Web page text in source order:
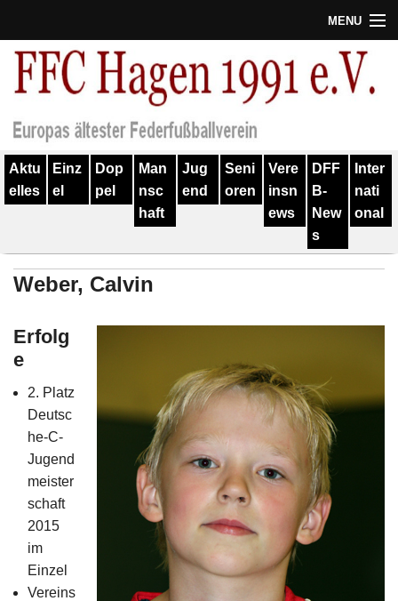
MENU
Termine
Verein
Geschichte
Training
Spieler
Kontakt
Impressum
Aktu
elles
Einz
el
Dop
pel
Man
nsc
haft
Jug
end
Seni
oren
Vere
insn
ews
DFF
B-
New
s
Inter
nati
onal
Weber, Calvin
Erfolg
e
2. Platz
Deutsc
he-C-
Jugend
meister
schaft
2015
im
Einzel
Vereins